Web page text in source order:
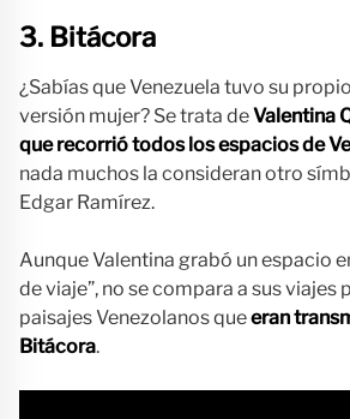
3. Bitácora
¿Sabías que Venezuela tuvo su
versión mujer? Se trata deValentina
que recorrió todos los espacios de
nada muchos la consideran otro
Edgar Ramírez.
Aunque Valentina grabó un espacio
de viaje”, no se compara a sus viajes
paisajes Venezolanos queeran
Bitácora.